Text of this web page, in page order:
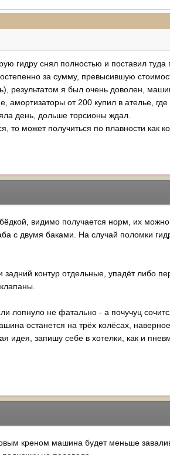
гидру снял полностью и поставил
за сумму, превысившую
результатом я был очень доволен,
от 200 купил в ателье,
день, дольше торсионы ждал.
может получиться по плавности как
видимо получается норм, их
с двумя баками. На случай поломки
контур отдельные, упадёт либо
лопнуло не фатально - а почучуц
останется на трёх колёсах,
идея, запишу себе в хотелки, как и
креном машина будет меньше